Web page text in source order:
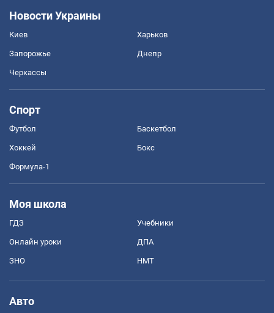
Новости Украины
Киев Харьков
Запорожье Днепр
Черкассы
Спорт
Футбол Баскетбол
Хоккей Бокс
Формула-1
Моя школа
ГДЗ Учебники
Онлайн уроки ДПА
ЗНО НМТ
Авто